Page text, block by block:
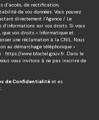
d’accès, de rectification,
de vos données. Vous pouvez
directement l’Agence / Le
d’informations sur vos droits. Si vous
que vos droits « Informatique et
une réclamation à la CNIL. Nous
au démarchage téléphonique «
: https://www.bloctel.gouv.fr. Dans le
vous invitons à ne pas inscrire de
de Confidentialité et es